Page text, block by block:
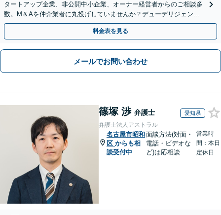
タートアップ企業、非公開中小企業、オーナー経営者からのご相談多
数。M＆Aを仲介業者に丸投げしていませんか？デューデリジェンス
や契約書作成・交渉はお任せください【初回無料】
料金表を見る
メールでお問い合わせ
篠塚 渉 弁護士 愛知県
弁護士法人アストラル
名古屋市昭和
区 からも相
談受付中
面談方法(対面・
電話・ビデオな
ど)は応相談
営業時
間：本日
定休日